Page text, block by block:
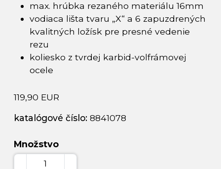
max. hrúbka rezaného materiálu 16mm
vodiaca lišta tvaru „X“ a 6 zapuzdrených
kvalitných ložísk pre presné vedenie
rezu
koliesko z tvrdej karbid-volfrámovej
ocele
119,90 EUR
katalógové číslo: 8841078
Množstvo